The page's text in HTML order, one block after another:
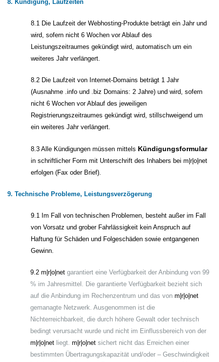
8. Kündigung, Laufzeiten
8.1 Die Laufzeit der Webhosting-Produkte beträgt ein Jahr und
wird, sofern nicht 6 Wochen vor Ablauf des
Leistungszeitraumes gekündigt wird, automatisch um ein
weiteres Jahr verlängert.
8.2 Die Laufzeit von Internet-Domains beträgt 1 Jahr
(Ausnahme .info und .biz Domains: 2 Jahre) und wird, sofern
nicht 6 Wochen vor Ablauf des jeweiligen
Registrierungszeitraumes gekündigt wird, stillschweigend um
ein weiteres Jahr verlängert.
8.3 Alle Kündigungen müssen mittels Kündigungsformular
in schriftlicher Form mit Unterschrift des Inhabers bei m|r|o|net
erfolgen (Fax oder Brief).
9. Technische Probleme, Leistungsverzögerung
9.1 Im Fall von technischen Problemen, besteht außer im Fall
von Vorsatz und grober Fahrlässigkeit kein Anspruch auf
Haftung für Schäden und Folgeschäden sowie entgangenen
Gewinn.
9.2 m|r|o|netgarantiert eine Verfügbarkeit der Anbindung von 99
% im Jahresmittel. Die garantierte Verfügbarkeit bezieht sich
auf die Anbindung im Rechenzentrum und das vonm|r|o|net
gemanagte Netzwerk. Ausgenommen ist die
Nichterreichbarkeit, die durch höhere Gewalt oder technisch
bedingt verursacht wurde und nicht im Einflussbereich von der
m|r|o|net liegt.m|r|o|net sichert nicht das Erreichen einer
bestimmten Übertragungskapazität und/oder – Geschwindigkeit